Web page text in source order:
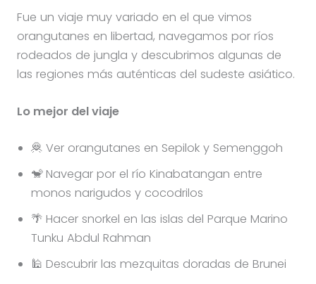
Fue un viaje muy variado en el que vimos
orangutanes en libertad, navegamos por ríos
rodeados de jungla y descubrimos algunas de
las regiones más auténticas del sudeste asiático.
Lo mejor del viaje
🦧 Ver orangutanes en Sepilok y Semenggoh
🐒 Navegar por el río Kinabatangan entre
monos narigudos y cocodrilos
🌴 Hacer snorkel en las islas del Parque Marino
Tunku Abdul Rahman
🕌 Descubrir las mezquitas doradas de Brunei